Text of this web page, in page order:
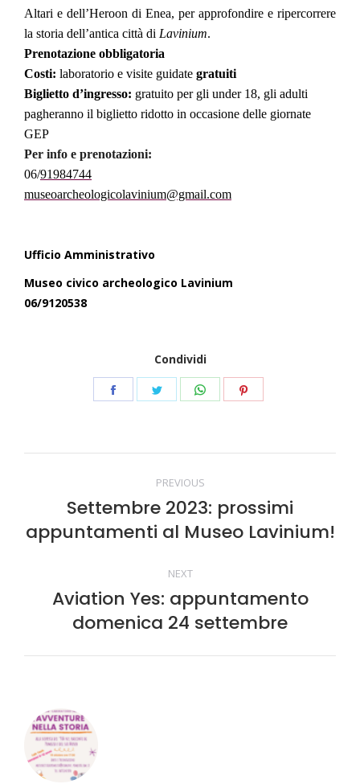
Altari e dell’Heroon di Enea, per approfondire e ripercorrere
la storia dell’antica città di Lavinium.
Prenotazione obbligatoria
Costi: laboratorio e visite guidate gratuiti
Biglietto d’ingresso: gratuito per gli under 18, gli adulti
pagheranno il biglietto ridotto in occasione delle giornate
GEP
Per info e prenotazioni:
06/91984744
museoarcheologicolavinium@gmail.com
Ufficio Amministrativo
Museo civico archeologico Lavinium
06/9120538
Condividi
Condividi Condividi Condividi
Commento
navigazione
PREVIOUS
Stile
dell'anteprima:
Settembre 2023: prossimi
appuntamenti al Museo Lavinium!
NEXT
Numero
di
Aviation Yes: appuntamento
domenica 24 settembre